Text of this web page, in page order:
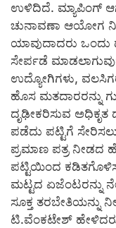
ಉಳಿದಿದೆ. ಮ್ಯಾಪಿಂಗ್
ಚುನಾವಣಾ ಆಯೋಗ
ಯಾವುದಾದರು
ಸೇರ್ಪಡೆ
ಉದ್ಯೋಗಿಗಳು,
ಹೊಸ ಮತದಾರರನ್ನು
ದೃಢೀಕರಿಸುವ
ಪಡೆದು ಪಟ್ಟಿಗೆ
ಪ್ರಮಾಣ ಪತ್ರ ನೀಡದ
ಪಟ್ಟಿಯಿಂದ
ಮಟ್ಟದ ಏಜೆಂಟರನ್ನು
ಸೂಕ್ತ ತರಬೇತಿಯನ್ನು
ಟಿ.ವೆಂಕಟೇಶ್